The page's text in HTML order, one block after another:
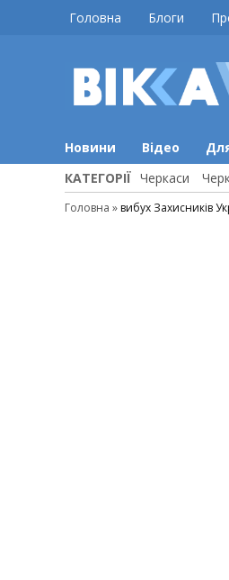
Головна Блоги
Новини Відео
КАТЕГОРІЇ Черкаси
Головна » вибух Захисників